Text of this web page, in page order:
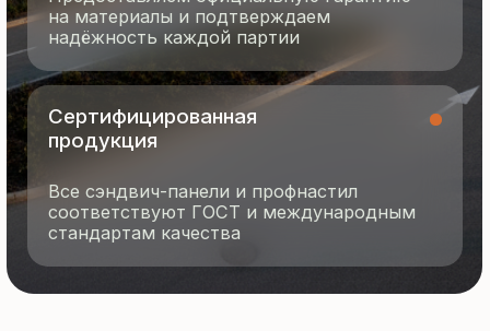
Контакты
Документация
Новости
Технология производства
О компании
Портфолио
Продукция
Разработка сайта
Политика конфиденциальности
© 2025 Все права защищены